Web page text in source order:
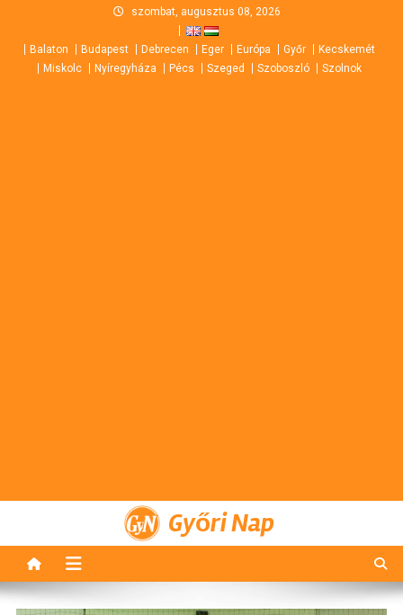
content
szombat, augusztus 08, 2026
Balaton Budapest Debrecen Eger Európa Győr
Kecskemét
Miskolc
Nyíregyháza Pécs Szeged Szoboszló Szolnok
Győri Nap